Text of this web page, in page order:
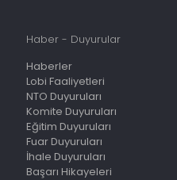
Haber - Duyurular
Haberler
Lobi Faaliyetleri
NTO Duyuruları
Komite Duyuruları
Eğitim Duyuruları
Fuar Duyuruları
İhale Duyuruları
Başarı Hikayeleri